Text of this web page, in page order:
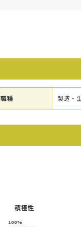
職種 製造・
積極性
100%